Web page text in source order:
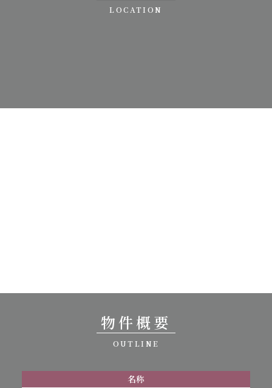
LOCATION
物件概要
OUTLINE
名称